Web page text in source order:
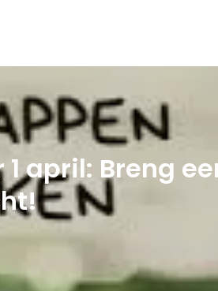
april: Breng